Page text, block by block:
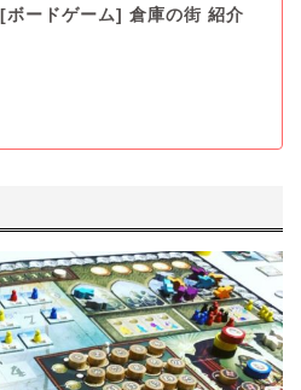
[ボードゲーム] 倉庫の街 紹介